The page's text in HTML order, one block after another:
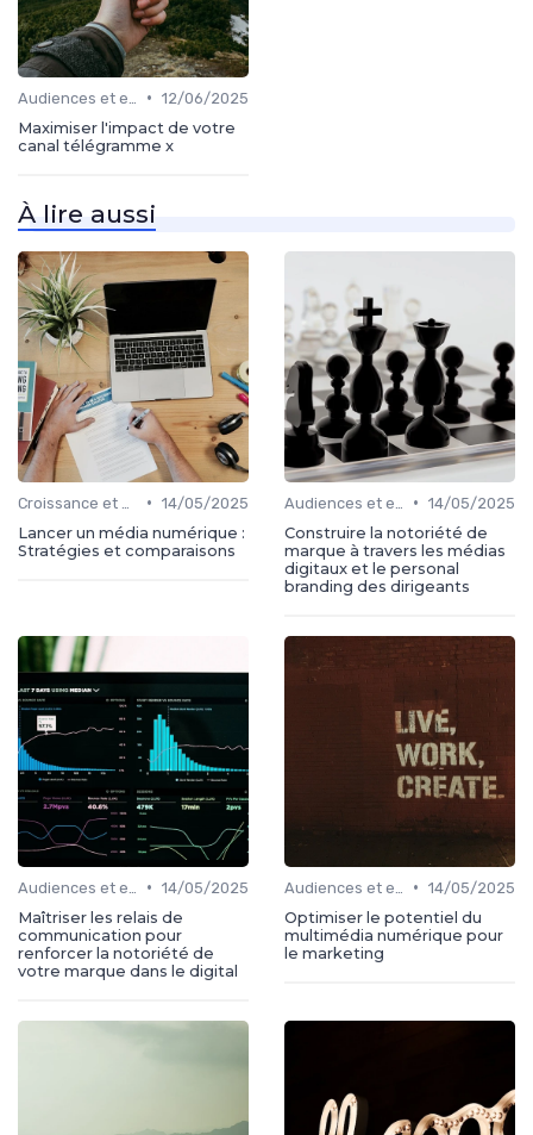
• 12/06/2025
Maximiser l'impact de votre
canal télégramme x
À lire aussi
• 14/05/2025
Lancer un média numérique :
Stratégies et comparaisons
• 14/05/2025
Construire la notoriété de
marque à travers les médias
digitaux et le personal
branding des dirigeants
• 14/05/2025
Maîtriser les relais de
communication pour
renforcer la notoriété de
votre marque dans le digital
• 14/05/2025
Optimiser le potentiel du
multimédia numérique pour
le marketing